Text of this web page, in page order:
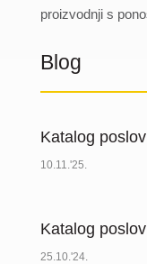
proizvodnji s
Blog
Katalog
10.11.'25.
Katalog
25.10.'24.